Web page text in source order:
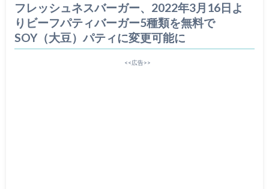
フレッシュネスバーガー、2022年3月16日よ
りビーフパティバーガー5種類を無料で
SOY（大豆）パティに変更可能に
<<広告>>